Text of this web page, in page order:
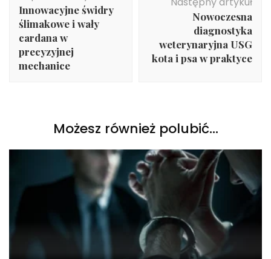
Innowacyjne świdry
ślimakowe i wały
cardana w
precyzyjnej
mechanice
Nowoczesna
diagnostyka
weterynaryjna USG
kota i psa w praktyce
Możesz również polubić…